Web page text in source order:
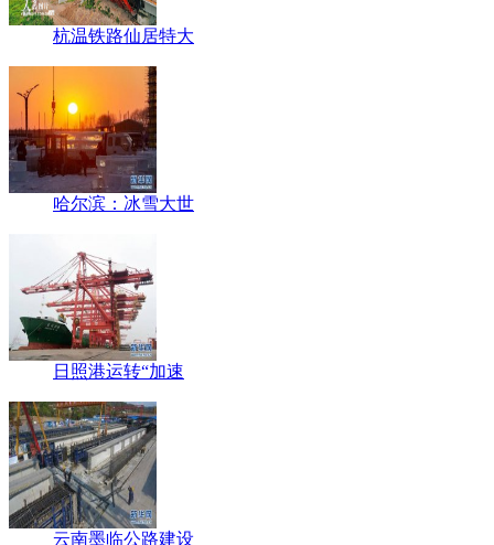
杭温铁路仙居特大
哈尔滨：冰雪大世
日照港运转“加速
云南墨临公路建设